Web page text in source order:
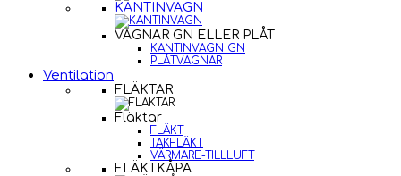
KANTINVAGN
VAGNAR GN ELLER PLÅT
KANTINVAGN GN
PLÅTVAGNAR
Ventilation
FLÄKTAR
Fläktar
FLÄKT
TAKFLÄKT
VÄRMARE-TILLLUFT
FLÄKTKÅPA